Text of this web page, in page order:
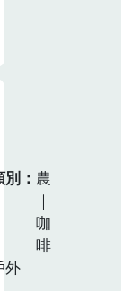
別
農
｜
咖
啡
外